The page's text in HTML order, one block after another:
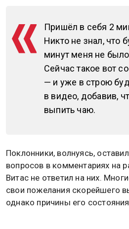
Пришёл в себя 2
Никто не знал, что
минут меня не
Сейчас такое вот
— и уже в строю
в видео, добавив,
выпить чаю.
Поклонники, волнуясь,
вопросов в комментариях на
Витас не ответил на них.
свои пожелания скорейшего
однако причины его